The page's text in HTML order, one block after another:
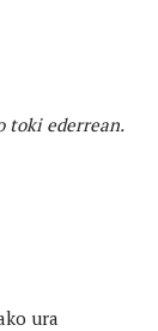
toki ederrean.
ura